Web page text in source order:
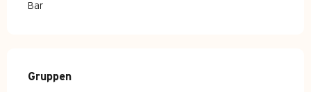
Bar
Gruppen
Gruppen